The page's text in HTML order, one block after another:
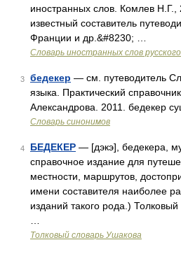
иностранных слов. Комлев
известный составитель
Франции и др.&#8230; …
Словарь иностранных слов
3 бедекер — см. путеводитель
языка. Практический
Александрова. 2011. бедекер
Словарь синонимов
4 БЕДЕКЕР — [дэкэ], бедекера,
справочное издание для
местности, маршрутов,
имени составителя наиболее
изданий такого рода.)
Толковый словарь Ушакова